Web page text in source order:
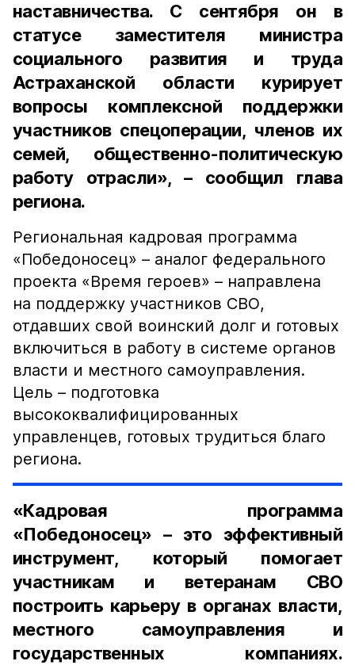
наставничества. С сентября он в
статусе заместителя министра
социального развития и труда
Астраханской области курирует
вопросы комплексной поддержки
участников спецоперации, членов их
семей, общественно-политическую
работу отрасли», – сообщил глава
региона.
Региональная кадровая программа
«Победоносец» – аналог федерального
проекта «Время героев» – направлена
на поддержку участников СВО,
отдавших свой воинский долг и готовых
включиться в работу в системе органов
власти и местного самоуправления.
Цель – подготовка
высококвалифицированных
управленцев, готовых трудиться благо
региона.
«Кадровая программа
«Победоносец» – это эффективный
инструмент, который помогает
участникам и ветеранам СВО
построить карьеру в органах власти,
местного самоуправления и
государственных компаниях.